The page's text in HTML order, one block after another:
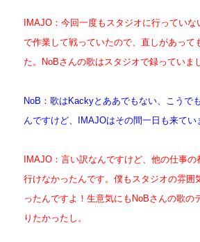
IMAJO：今回一度もスタジオに行ってい
で作業して戦っていたので、直しがあって
た。
NoBさんの歌はスタジオで録っていま
NoB：歌はKackyとああでもない、こうで
んですけど、IMAJOはその間一日も来てい
IMAJO：言い訳なんですけど、他の仕事
行けなかったんです。僕もスタジオの雰囲
ったんですよ！生意気にもNoBさんの歌の
りたかったし。